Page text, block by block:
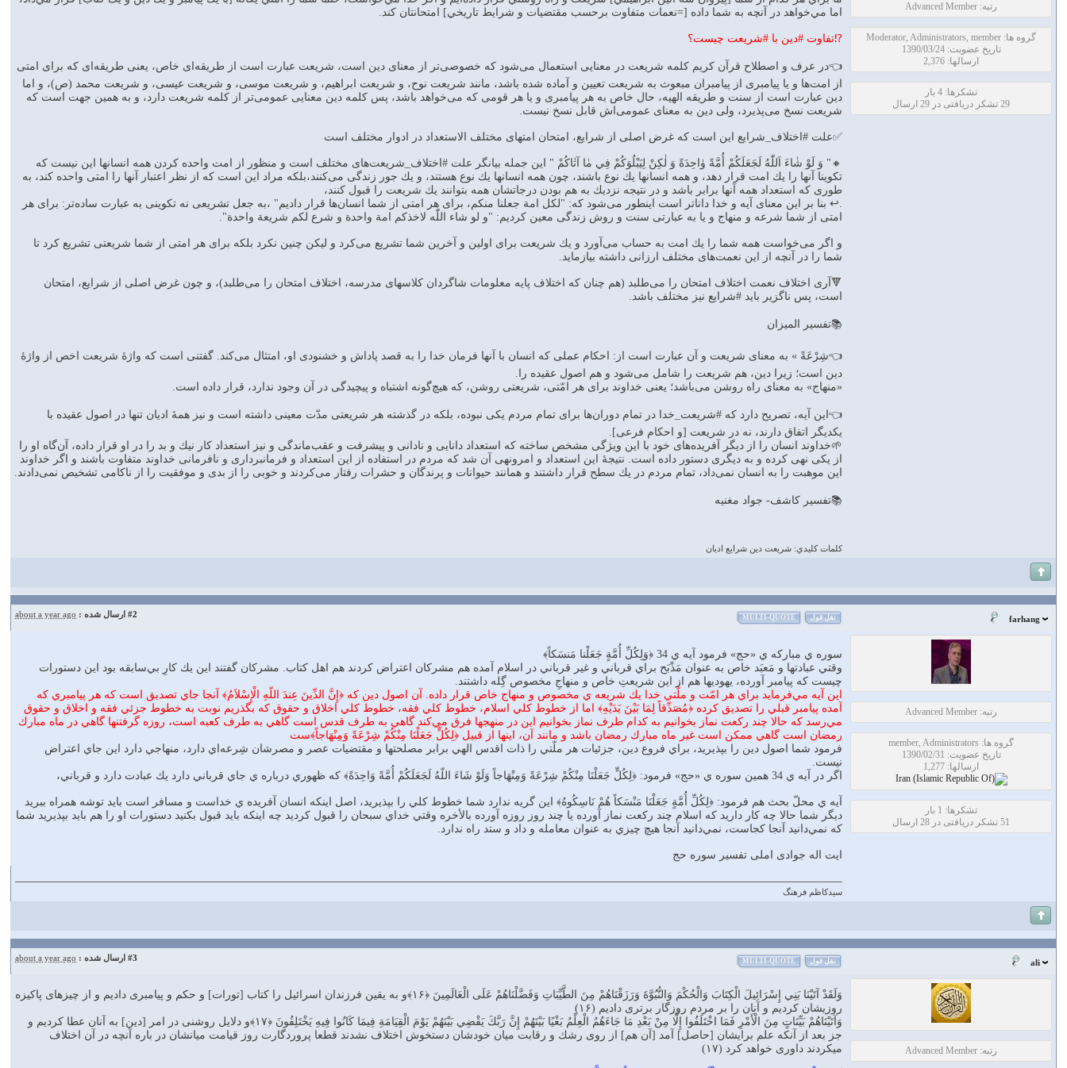
رتبه: Advanced Member
گروه ها: Moderator, Administrators, member
تاریخ عضویت: 1390/03/24
ارسالها: 2,376
تشکرها: 4 بار
29 تشکر دریافتی در 29 ارسال
اما مي‌خواهد در آنچه به شما داده [=نعمات متفاوت برحسب مقتضيات و شرايط تاريخي] امتحانتان كند.
⁉تفاوت #دين با #شريعت چيست؟
👈در عرف و اصطلاح قرآن كريم كلمه شريعت در معنايى استعمال مى‌شود كه خصوصى‌تر از معناى دين است، شريعت عبارت است از طريقه‌اى خاص، يعنى طريقه‌اى كه براى امتى
از امت‌ها و يا پيامبرى از پيامبران مبعوث به شريعت تعيين و آماده شده باشد، مانند شريعت نوح، و شريعت ابراهيم، و شريعت موسى، و شريعت عيسى، و شريعت محمد (ص)، و اما
دين عبارت است از سنت و طريقه الهيه، حال خاص به هر پيامبرى و يا هر قومى كه مى‌خواهد باشد، پس كلمه دين معنايى عمومى‌تر از كلمه شريعت دارد، و به همين جهت است كه
شريعت نسخ مى‌پذيرد، ولى دين به معناى عمومى‌اش قابل نسخ نيست.
✅علت #اختلاف_شرايع اين است كه غرض اصلى از شرايع، امتحان امتهاى مختلف الاستعداد در ادوار مختلف است
🔸" وَ لَوْ شٰاءَ اَللّٰهُ لَجَعَلَكُمْ أُمَّةً وٰاحِدَةً وَ لٰكِنْ لِيَبْلُوَكُمْ فِي مٰا آتٰاكُمْ " اين جمله بيانگر علت #اختلاف_شريعت‌هاى مختلف است و منظور از امت واحده كردن همه انسانها اين نيست كه
تكوينا آنها را يك امت قرار دهد، و همه انسانها يك نوع باشند، چون همه انسانها يك نوع هستند، و يك جور زندگى مى‌كنند،بلكه مراد اين است كه از نظر اعتبار آنها را امتى واحده كند، به
طورى كه استعداد همه آنها برابر باشد و در نتيجه نزديك به هم بودن درجاتشان همه بتوانند يك شريعت را قبول كنند،
.↩️ بنا بر اين معناى آيه و خدا داناتر است اينطور مى‌شود كه: "لكل امة جعلنا منكم، براى هر امتى از شما انسان‌ها قرار داديم" ،به جعل تشريعى نه تكوينى به عبارت ساده‌تر: براى هر
امتى از شما شرعه و منهاج و يا به عبارتى سنت و روش زندگى معين كرديم: "و لو شاء اللّٰه لاخذكم امة واحدة و شرع لكم شريعة واحدة".
و اگر مى‌خواست همه شما را يك امت به حساب مى‌آورد و يك شريعت براى اولين و آخرين شما تشريع مى‌كرد و ليكن چنين نكرد بلكه براى هر امتى از شما شريعتى تشريع كرد تا
شما را در آنچه از اين نعمت‌هاى مختلف ارزانى داشته بيازمايد.
🔻آرى اختلاف نعمت اختلاف امتحان را مى‌طلبد (هم چنان كه اختلاف پايه معلومات شاگردان كلاسهاى مدرسه، اختلاف امتحان را مى‌طلبد)، و چون غرض اصلى از شرايع، امتحان
است، پس ناگزير بايد #شرايع نيز مختلف باشد.
📚تفسير الميزان
👈شِرْعَةً‌ » به معناى شريعت و آن عبارت است از: احكام عملى كه انسان با آنها فرمان خدا را به قصد پاداش و خشنودى او، امتثال مى‌كند. گفتنى است كه واژۀ شريعت اخص از واژۀ
دين است؛ زيرا دين، هم شريعت را شامل مى‌شود و هم اصول عقيده را.
«منهاج» به معناى راه روشن مى‌باشد؛ يعنى خداوند براى هر امّتى، شريعتى روشن، كه هيچ‌گونه اشتباه و پيچيدگى در آن وجود ندارد، قرار داده است.
👈اين آيه، تصريح دارد كه #شريعت_خدا در تمام دوران‌ها براى تمام مردم يكى نبوده، بلكه در گذشته هر شريعتى مدّت معينى داشته است و نيز همۀ اديان تنها در اصول عقيده با
يكديگر اتفاق دارند، نه در شريعت [و احكام فرعى].
🌱خداوند انسان را از ديگر آفريده‌هاى خود با اين ويژگى مشخص ساخته كه استعداد دانايى و نادانى و پيشرفت و عقب‌ماندگى و نيز استعداد كار نيك و بد را در او قرار داده، آن‌گاه او را
از يكى نهى كرده و به ديگرى دستور داده است. نتيجۀ اين استعداد و امرونهى آن شد كه مردم در استفاده از اين استعداد و فرمانبردارى و نافرمانى خداوند متفاوت باشند و اگر خداوند
اين موهبت را به انسان نمى‌داد، تمام مردم در يك سطح قرار داشتند و همانند حيوانات و پرندگان و حشرات رفتار مى‌كردند و خوبى را از بدى و موفقيت را از ناكامى تشخيص نمى‌دادند.
📚تفسير كاشف- جواد مغنيه
كلمات كليدي: شريعت دين شرايع اديان
farhang
#2 ارسال شده : about a year ago نقل قول MULTI-QUOTE
رتبه: Advanced Member
گروه ها: member, Administrators
تاریخ عضویت: 1390/02/31
ارسالها: 1,277
تشکرها: 1 بار
51 تشکر دریافتی در 28 ارسال
سوره ي مباركه ي «حج» فرمود آيه ي 34 ﴿وَلِكُلِّ أُمَّةٍ جَعَلْنا مَنسَكاً﴾
وقتي عبادتها و مَعبَد خاص به عنوان مَذْبَح براي قرباني و غير قرباني در اسلام آمده هم مشركان اعتراض كردند هم اهل كتاب. مشركان گفتند اين يك كارِ بي‌سابقه بود اين دستورات
چيست كه پيامبر آورده، يهوديها هم از اين شريعتِ خاص و منهاجِ مخصوص گِله داشتند.
اين آيه مي‌فرمايد براي هر امّت و ملّتي خدا يك شريعه ي مخصوص و منهاج خاص قرار داده. آن اصول دين كه ﴿إِنَّ الدِّينَ عِندَ اللّهِ الْإِسْلاَمُ﴾ آنجا جاي تصديق است كه هر پيامبري كه
آمده پيامبر قبلي را تصديق كرده ﴿مُصَدِّقاً لِمَا بَيْنَ يَدَيْهِ﴾ اما از خطوط كلي اسلام، خطوط كلي فقه، خطوط كلي اخلاق و حقوق كه بگذريم نوبت به خطوط جزئي فقه و اخلاق و حقوق
مي‌رسد كه حالا چند ركعت نماز بخوانيم به كدام طرف نماز بخوانيم اين در منهجها فرق مي‌كند گاهي به طرف قدس است گاهي به طرف كعبه است، روزه گرفتنها گاهي در ماه مبارك
رمضان است گاهي ممكن است غير ماه مبارك رمضان باشد و مانند آن، اينها از قبيل ﴿لِكُلٍّ جَعَلْنَا مِنْكُمْ شِرْعَةً وَمِنْهَاجاً﴾ست
فرمود شما اصول دين را بپذيريد، براي فروع دين، جزئيات هر ملّتي را ذات اقدس الهي برابر مصلحتها و مقتضيات عصر و مصرشان شِرعه‌اي دارد، منهاجي دارد اين جاي اعتراض
نيست.
اگر در آيه ي 34 همين سوره ي «حج» فرمود: ﴿لِكُلٍّ جَعَلْنَا مِنْكُمْ شِرْعَةً وَمِنْهَاجاً وَلَوْ شَاءَ اللّهُ لَجَعَلَكُمْ أُمَّةً وَاحِدَةً﴾ كه ظهوري درباره ي جاي قرباني دارد يك عبادت دارد و قرباني،
آيه ي محلّ بحث هم فرمود: ﴿لِكُلِّ أُمَّةٍ جَعَلْنَا مَنْسَكاً هُمْ نَاسِكُوهُ﴾ اين گريه ندارد شما خطوط كلي را بپذيريد، اصل اينكه انسان آفريده ي خداست و مسافر است بايد توشه همراه ببريد
ديگر شما حالا چه كار داريد كه اسلام چند ركعت نماز آورده يا چند روز روزه آورده بالأخره وقتي خداي سبحان را قبول كرديد چه اينكه بايد قبول بكنيد دستورات او را هم بايد بپذيريد شما
كه نمي‌دانيد آ‌نجا كجاست، ‌نمي‌دانيد آ‌نجا هيچ چيزي به عنوان معامله و داد و ستد راه ندارد.
ایت اله جوادی املی تفسیر سوره حج
سیدکاظم فرهنگ
ali
#3 ارسال شده : about a year ago نقل قول MULTI-QUOTE
رتبه: Advanced Member
وَلَقَدْ آتَيْنَا بَنِي إِسْرَائِيلَ الْكِتَابَ وَالْحُكْمَ وَالنُّبُوَّةَ وَرَزَقْنَاهُمْ مِنَ الطَّيِّبَاتِ وَفَضَّلْنَاهُمْ عَلَى الْعَالَمِينَ ﴿۱۶﴾و به يقين فرزندان اسرائيل را كتاب [تورات] و حكم و پيامبرى داديم و از چيزهاى پاكيزه
روزيشان كرديم و آنان را بر مردم روزگار برترى داديم (۱۶)
وَآتَيْنَاهُمْ بَيِّنَاتٍ مِنَ الْأَمْرِ فَمَا اخْتَلَفُوا إِلَّا مِنْ بَعْدِ مَا جَاءَهُمُ الْعِلْمُ بَغْيًا بَيْنَهُمْ إِنَّ رَبَّكَ يَقْضِي بَيْنَهُمْ يَوْمَ الْقِيَامَةِ فِيمَا كَانُوا فِيهِ يَخْتَلِفُونَ ﴿۱۷﴾و دلايل روشنى در امر [دين] به آنان عطا كرديم و
جز بعد از آنكه علم برايشان [حاصل] آمد [آن هم] از روى رشك و رقابت ميان خودشان دستخوش اختلاف نشدند قطعا پروردگارت روز قيامت ميانشان در باره آنچه در آن اختلاف
میکردند داورى خواهد كرد (۱۷)